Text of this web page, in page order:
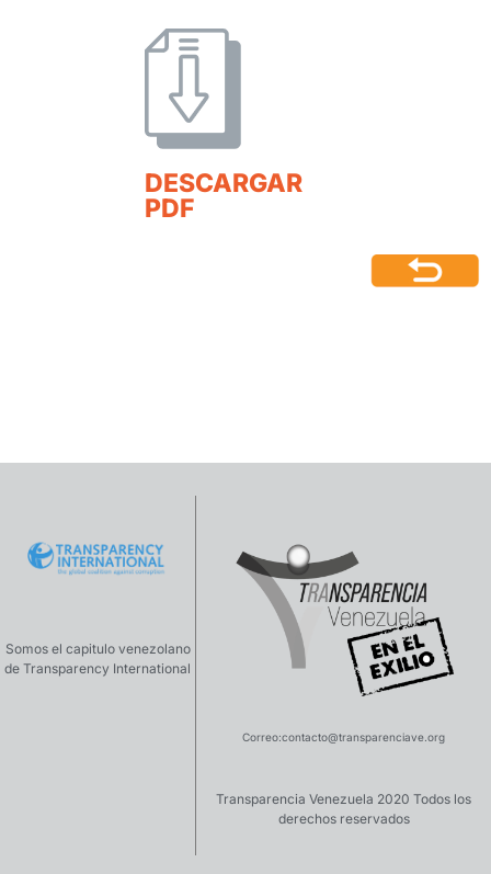
DESCARGAR
PDF
Somos el capitulo venezolano
de Transparency International
Correo:contacto@transparenciave.org
Transparencia Venezuela 2020 Todos los
derechos reservados